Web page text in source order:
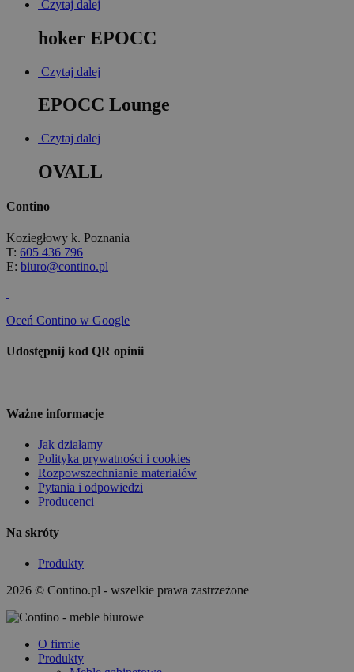
Czytaj dalej
hoker EPOCC
Czytaj dalej
EPOCC Lounge
Czytaj dalej
OVALL
Contino
Koziegłowy k. Poznania
T: 605 436 796
E: biuro@contino.pl
Oceń Contino w Google
Udostępnij kod QR opinii
Ważne informacje
Jak działamy
Polityka prywatności i cookies
Rozpowszechnianie materiałów
Pytania i odpowiedzi
Producenci
Na skróty
Produkty
2026 © Contino.pl - wszelkie prawa zastrzeżone
O firmie
Produkty